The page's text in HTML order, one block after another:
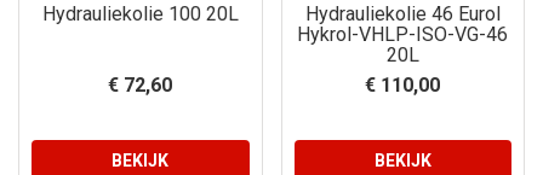
Hydrauliekolie 100 20L
€ 72,60
BEKIJK
Hydrauliekolie 46 Eurol
Hykrol-VHLP-ISO-VG-46
20L
€ 110,00
BEKIJK